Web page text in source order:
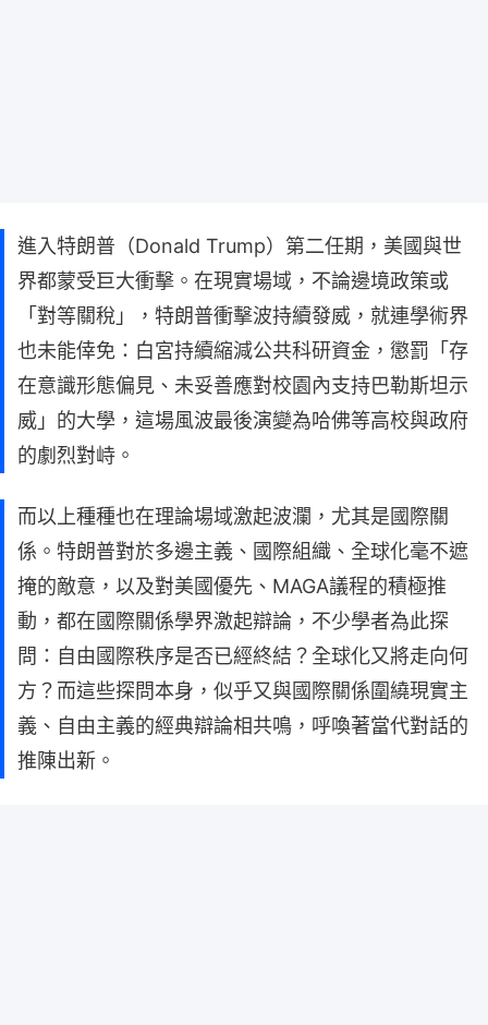
進入特朗普（Donald Trump）第二任期，美國與世
界都蒙受巨大衝擊。在現實場域，不論邊境政策或
「對等關稅」，特朗普衝擊波持續發威，就連學術界
也未能倖免：白宮持續縮減公共科研資金，懲罰「存
在意識形態偏見、未妥善應對校園內支持巴勒斯坦示
威」的大學，這場風波最後演變為哈佛等高校與政府
的劇烈對峙。
而以上種種也在理論場域激起波瀾，尤其是國際關
係。特朗普對於多邊主義、國際組織、全球化毫不遮
掩的敵意，以及對美國優先、MAGA議程的積極推
動，都在國際關係學界激起辯論，不少學者為此探
問：自由國際秩序是否已經終結？全球化又將走向何
方？而這些探問本身，似乎又與國際關係圍繞現實主
義、自由主義的經典辯論相共鳴，呼喚著當代對話的
推陳出新。